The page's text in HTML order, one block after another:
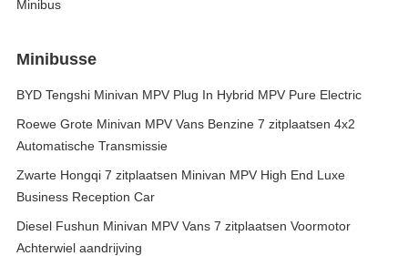
Minibus
Minibusse
BYD Tengshi Minivan MPV Plug In Hybrid MPV Pure Electric
Roewe Grote Minivan MPV Vans Benzine 7 zitplaatsen 4x2
Automatische Transmissie
Zwarte Hongqi 7 zitplaatsen Minivan MPV High End Luxe
Business Reception Car
Diesel Fushun Minivan MPV Vans 7 zitplaatsen Voormotor
Achterwiel aandrijving